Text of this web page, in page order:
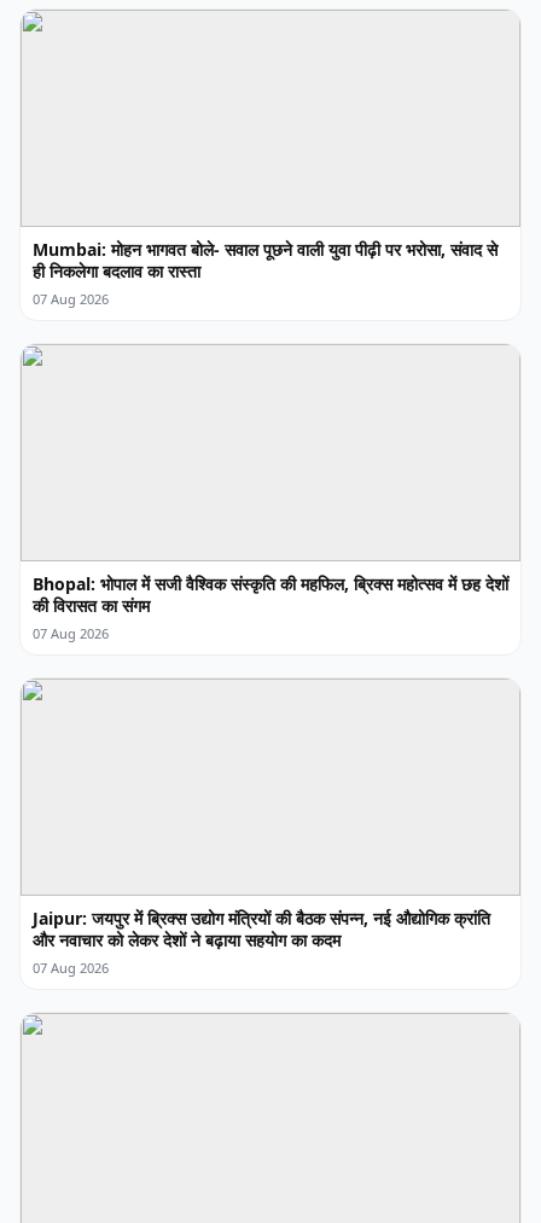
Mumbai: मोहन भागवत बोले- सवाल पूछने वाली युवा पीढ़ी पर भरोसा, संवाद से
ही निकलेगा बदलाव का रास्ता
07 Aug 2026
Bhopal: भोपाल में सजी वैश्विक संस्कृति की महफिल, ब्रिक्स महोत्सव में छह देशों
की विरासत का संगम
07 Aug 2026
Jaipur: जयपुर में ब्रिक्स उद्योग मंत्रियों की बैठक संपन्न, नई औद्योगिक क्रांति
और नवाचार को लेकर देशों ने बढ़ाया सहयोग का कदम
07 Aug 2026